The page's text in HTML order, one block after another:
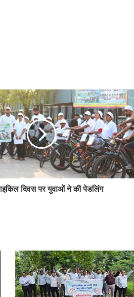
दिवस पर युवाओं ने की पेडलिंग